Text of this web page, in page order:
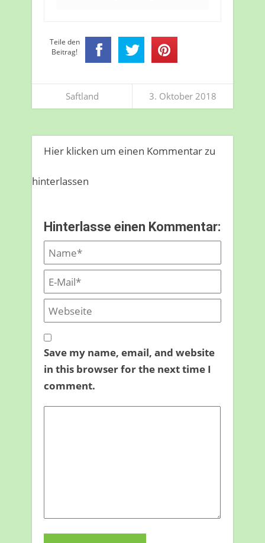
Teile den
Beitrag!
Saftland 3. Oktober 2018
Hier klicken um einen Kommentar zu
hinterlassen
Hinterlasse einen Kommentar:
Save my name, email, and website
in this browser for the next time I
comment.